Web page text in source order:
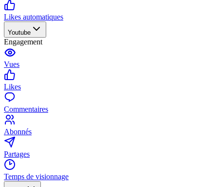
Likes automatiques
Youtube
Engagement
Vues
Likes
Commentaires
Abonnés
Partages
Temps de visionnage